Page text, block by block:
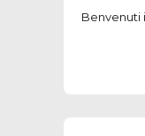
Benvenuti